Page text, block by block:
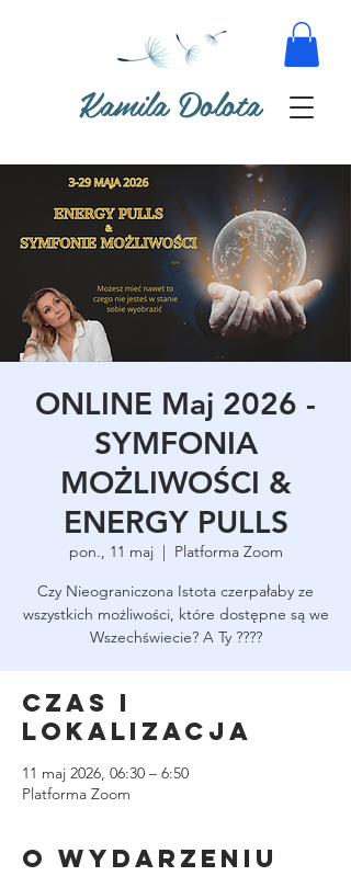
Kamila Dolota
ONLINE Maj 2026 -
SYMFONIA
MOŻLIWOŚCI &
ENERGY PULLS
pon., 11 maj
  |
Platforma Zoom
Czy Nieograniczona Istota czerpałaby ze
wszystkich możliwości, które dostępne są we
Wszechświecie? A Ty ????
Czas i
lokalizacja
11 maj 2026, 06:30 – 6:50
Platforma Zoom
O wydarzeniu